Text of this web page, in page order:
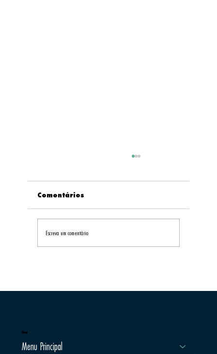
Desenvolver o Turismo de
Comentários
Escreva um comentário
Menu
Menu Principal